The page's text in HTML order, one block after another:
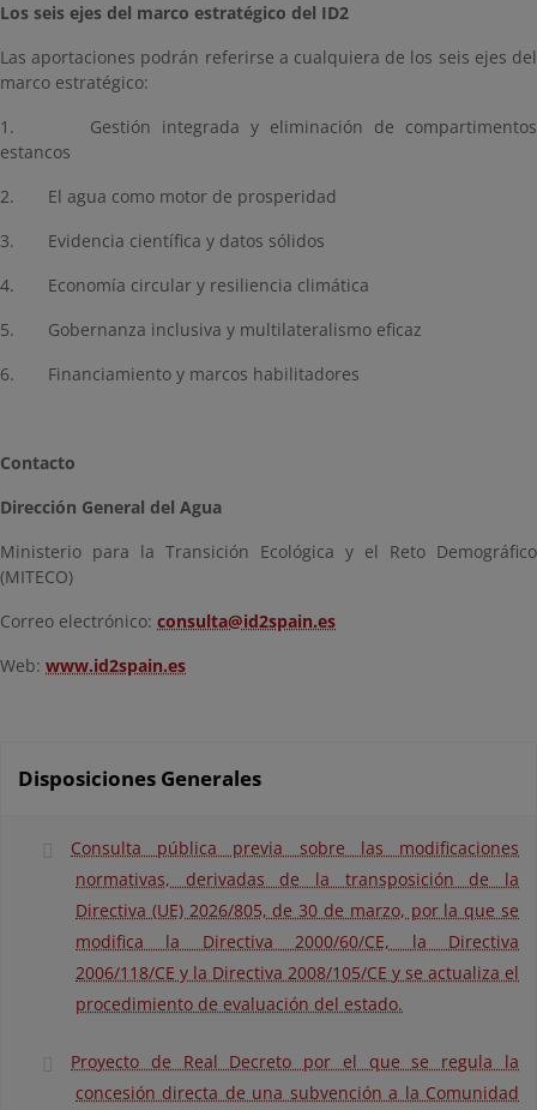
Los seis ejes del marco estratégico del ID2
Las aportaciones podrán referirse a cualquiera de los seis ejes del
marco estratégico:
1. Gestión integrada y eliminación de compartimentos
estancos
2. El agua como motor de prosperidad
3. Evidencia científica y datos sólidos
4. Economía circular y resiliencia climática
5. Gobernanza inclusiva y multilateralismo eficaz
6. Financiamiento y marcos habilitadores
Contacto
Dirección General del Agua
Ministerio para la Transición Ecológica y el Reto Demográfico
(MITECO)
Correo electrónico: consulta@id2spain.es
Web: www.id2spain.es
Disposiciones Generales
Consulta pública previa sobre las modificaciones
normativas, derivadas de la transposición de la
Directiva (UE) 2026/805, de 30 de marzo, por la que se
modifica la Directiva 2000/60/CE, la Directiva
2006/118/CE y la Directiva 2008/105/CE y se actualiza el
procedimiento de evaluación del estado.
Proyecto de Real Decreto por el que se regula la
concesión directa de una subvención a la Comunidad